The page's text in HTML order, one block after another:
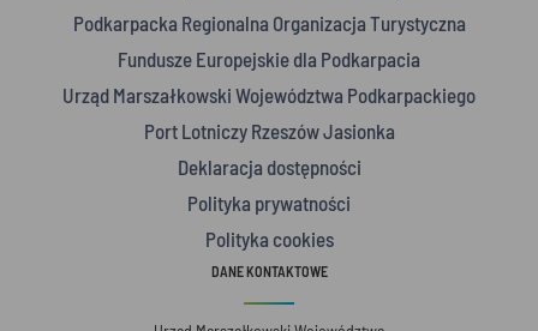
Podkarpacka Regionalna Organizacja Turystyczna
Fundusze Europejskie dla Podkarpacia
Urząd Marszałkowski Województwa Podkarpackiego
Port Lotniczy Rzeszów Jasionka
Deklaracja dostępności
Polityka prywatności
Polityka cookies
DANE KONTAKTOWE